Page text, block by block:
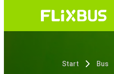
Start Bus